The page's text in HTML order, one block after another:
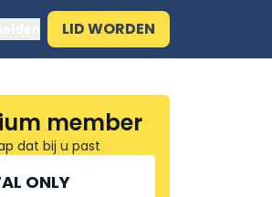
LID WORDEN
member
dat bij u past
ONLY